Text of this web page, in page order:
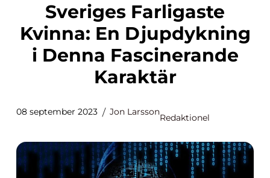
Sveriges Farligaste
Kvinna: En Djupdykning
i Denna Fascinerande
Karaktär
08 september 2023 Jon Larsson
Redaktionel